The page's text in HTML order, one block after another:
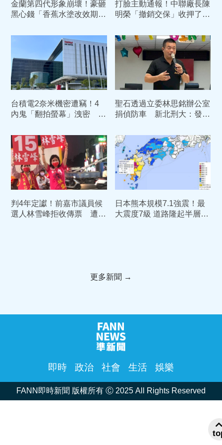
金蘭第四代形象崩壞！豪砸
黑心錢「香蕉水塗改效期」
賣
打臉主動通報！中聯廠長陳
明榮「撤銷交保」收押了
標
台積電2奈米機密遭竊！4
內鬼「翻拍螢幕」洩密 主
聖石透過立委林思銘辦公室
捐偵防車 新北刑大：發現
判4年定讞！前嘉市議員候
選人林雪峰拒收傳票 遭拘
日本熊本規模7.1強震！最
大震度7級 道路隆起半層樓
更多新聞 →
即時 政治 社會 生活 娛樂
FANN即時新聞 版權所有 Ⓒ 2025 All Rights Reserved